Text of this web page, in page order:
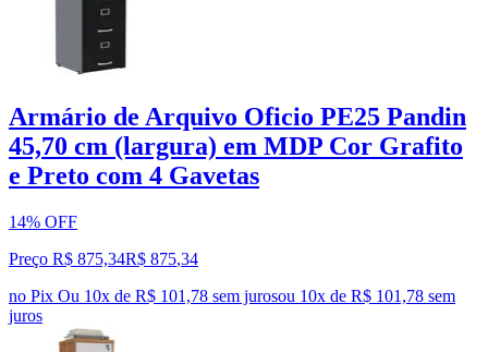
Armário de Arquivo Oficio PE25 Pandin
45,70 cm (largura) em MDP Cor Grafito
e Preto com 4 Gavetas
14% OFF
Preço R$ 875,34R$ 875,34
no Pix Ou 10x de R$ 101,78 sem jurosou 10x de R$ 101,78 sem
juros